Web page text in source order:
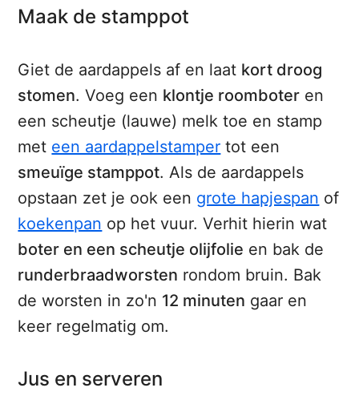
Maak de stamppot
Giet de aardappels af en laat kort droog
stomen. Voeg een klontje roomboter en
een scheutje (lauwe) melk toe en stamp
met een aardappelstamper tot een
smeuïge stamppot. Als de aardappels
opstaan zet je ook een grote hapjespan of
koekenpan op het vuur. Verhit hierin wat
boter en een scheutje olijfolie en bak de
runderbraadworsten rondom bruin. Bak
de worsten in zo'n 12 minuten gaar en
keer regelmatig om.
Jus en serveren